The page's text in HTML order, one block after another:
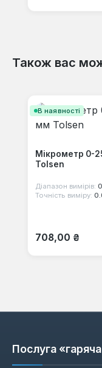
Також вас
В наявності
Мікрометр 0-
Tolsen
Діапазон вимірів:
Точність виміру:
Звичайна
708,00 ₴
Послуга «гаряча